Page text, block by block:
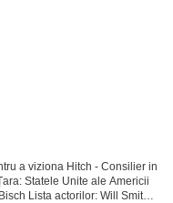
a viziona Hitch - Consilier in
Statele Unite ale Americii
Lista actorilor: Will Smith,